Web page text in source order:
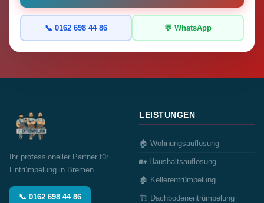
📞 0162 698 44 86 💬 WhatsApp
Ihr professioneller Partner für
Entrümpelung in Bremen.
📞 0162 698 44 86
LEISTUNGEN
🏠 Wohnungsauflösung
🏡 Haushaltsauflösung
🏚️ Kellerentrümpelung
🏗️ Dachbodenentrümpelung